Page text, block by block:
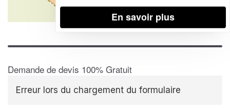
| Map data ©OpenStreetMap contributors,
Demande de devis 100% Gratuit
Erreur lors du chargement du formulaire
En savoir plus